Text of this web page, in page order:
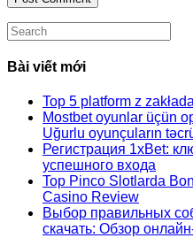
Search
this
website
Bài viết mới
Top 5 platform z
Mostbet oyunlar üçün
Uğurlu oyunçuların
Регистрация 1xBet:
успешного входа
Top Pinco Slotlarda
Casino Review
Выбор правильных
скачать: Обзор